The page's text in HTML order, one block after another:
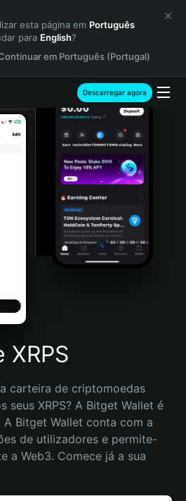
esta página em Português
para English?
em Português (Portugal)
Descarregar agora
carteira de criptomoedas
seus XRPS? A Bitget Wallet é
A Bitget Wallet conta com a
de utilizadores e permite-
a Web3. Comece já a sua